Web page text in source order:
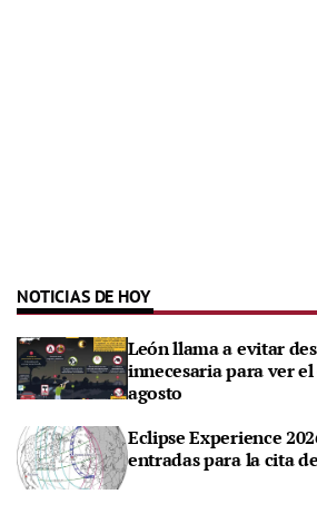
NOTICIAS DE HOY
León llama a evitar
innecesaria para ver
agosto
Eclipse Experience
entradas para la cita